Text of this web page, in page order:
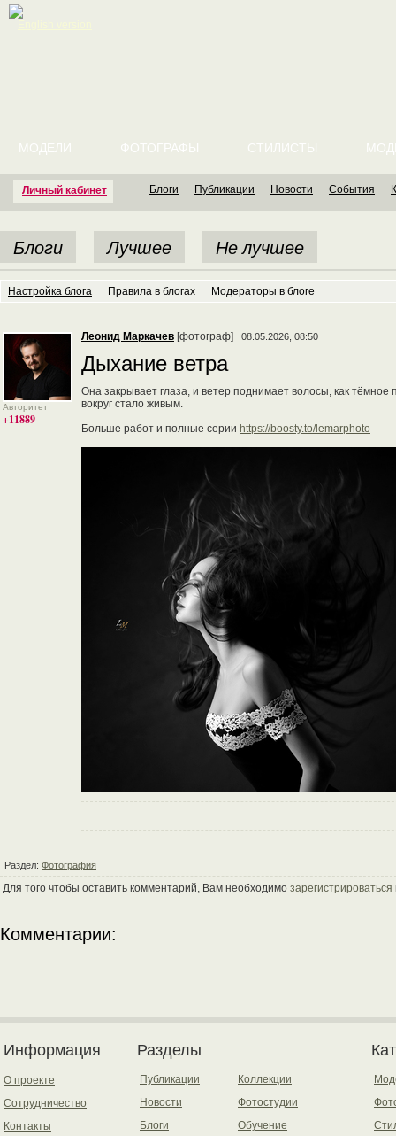
Личный кабинет
МОДЕЛИ ФОТОГРАФЫ СТИЛИСТЫ
Блоги Публикации Новости События
Блоги Лучшее Не лучшее
Настройка блога Правила в блогах Модераторы в блоге
Авторитет
+11889
Леонид Маркачев [фотограф] 08.05.2026, 08:50
Дыхание ветра
Она закрывает глаза, и ветер поднимает волосы, как
вокруг стало живым.
Больше работ и полные серии https://boosty.to/lemarphoto
Раздел: Фотография
Для того чтобы оставить комментарий, Вам необходимо зарегистрироваться
Комментарии:
Информация
О проекте
Сотрудничество
Контакты
Разделы
Публикации
Новости
Блоги
Коллекции
Фотостудии
Обучение